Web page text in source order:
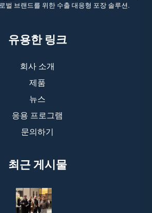
벌 브랜드를 위한 수출 대응형 포장 솔루션.
유용한 링크
회사 소개
제품
뉴스
응용 프로그램
문의하기
최근 게시물